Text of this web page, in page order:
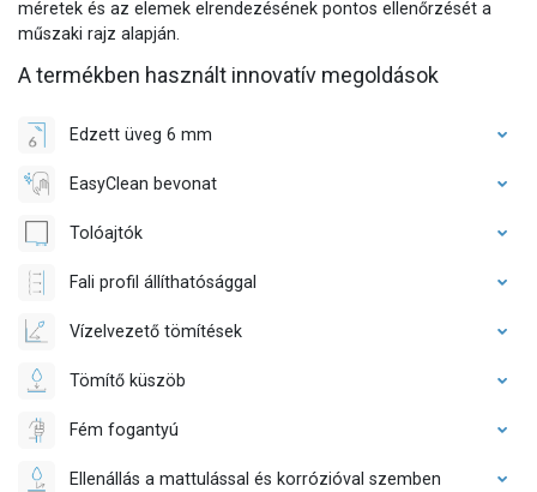
méretek és az elemek elrendezésének pontos ellenőrzését a
műszaki rajz alapján.
A termékben használt innovatív megoldások
Edzett üveg 6 mm
EasyClean bevonat
Tolóajtók
Fali profil állíthatósággal
Vízelvezető tömítések
Tömítő küszöb
Fém fogantyú
Ellenállás a mattulással és korrózióval szemben